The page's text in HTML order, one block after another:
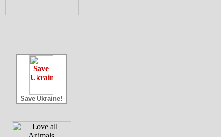
Save Ukraine!